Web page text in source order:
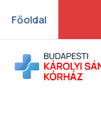
Főoldal